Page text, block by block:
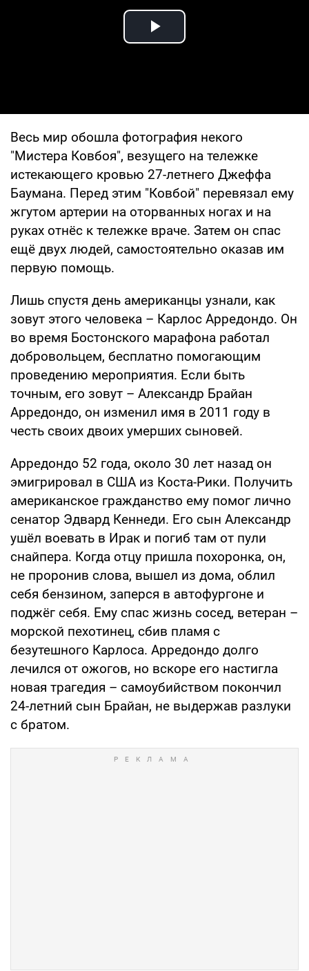
Play Video
Весь мир обошла фотография некого
"Мистера Ковбоя", везущего на тележке
истекающего кровью 27-летнего Джеффа
Баумана. Перед этим "Ковбой" перевязал ему
жгутом артерии на оторванных ногах и на
руках отнёс к тележке враче. Затем он спас
ещё двух людей, самостоятельно оказав им
первую помощь.
Лишь спустя день американцы узнали, как
зовут этого человека – Карлос Арредондо. Он
во время Бостонского марафона работал
добровольцем, бесплатно помогающим
проведению мероприятия. Если быть
точным, его зовут – Александр Брайан
Арредондо, он изменил имя в 2011 году в
честь своих двоих умерших сыновей.
Арредондо 52 года, около 30 лет назад он
эмигрировал в США из Коста-Рики. Получить
американское гражданство ему помог лично
сенатор Эдвард Кеннеди. Его сын Александр
ушёл воевать в Ирак и погиб там от пули
снайпера. Когда отцу пришла похоронка, он,
не проронив слова, вышел из дома, облил
себя бензином, заперся в автофургоне и
поджёг себя. Ему спас жизнь сосед, ветеран –
морской пехотинец, сбив пламя с
безутешного Карлоса. Арредондо долго
лечился от ожогов, но вскоре его настигла
новая трагедия – самоубийством покончил
24-летний сын Брайан, не выдержав разлуки
с братом.